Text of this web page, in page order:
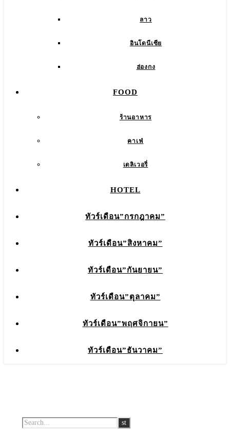
ลาว
อินโดนีเซีย
ฮ่องกง
FOOD
ร้านอาหาร
คาเฟ่
เดลิเวอรี่
HOTEL
ทัวร์เดือน”กรกฎาคม”
ทัวร์เดือน”สิงหาคม”
ทัวร์เดือน”กันยายน”
ทัวร์เดือน”ตุลาคม”
ทัวร์เดือน”พฤศจิกายน”
ทัวร์เดือน”ธันวาคม”